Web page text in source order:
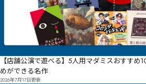
【店舗公演で遊べる】5人用マダミスおすすめ
めができる名作
2026年7月17日更新